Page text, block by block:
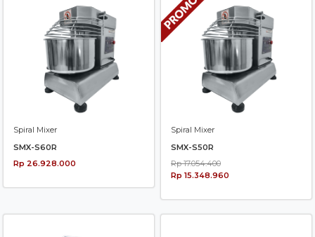
Spiral Mixer
SMX-S60R
Rp 26.928.000
Spiral Mixer
SMX-S50R
Rp 17.054.400
Rp 15.348.960